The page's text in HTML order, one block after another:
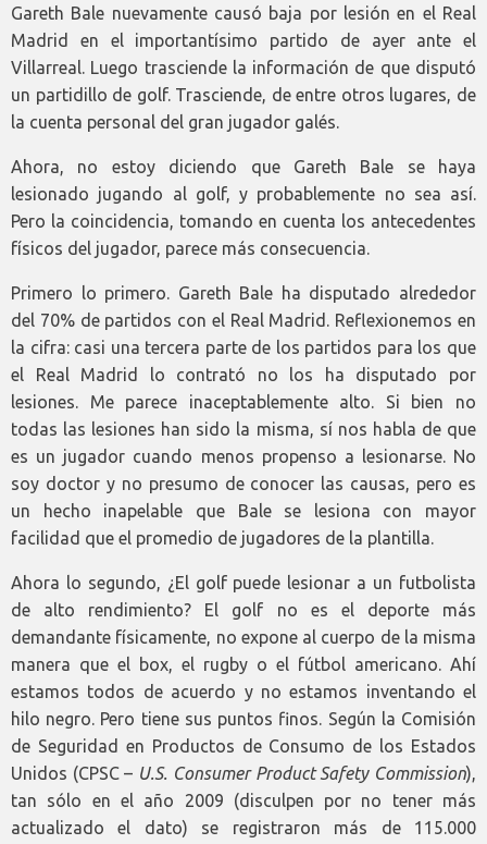
Gareth Bale nuevamente causó baja por lesión en el Real
Madrid en el importantísimo partido de ayer ante el
Villarreal. Luego trasciende la información de que disputó
un partidillo de golf. Trasciende, de entre otros lugares, de
la cuenta personal del gran jugador galés.
Ahora, no estoy diciendo que Gareth Bale se haya
lesionado jugando al golf, y probablemente no sea así.
Pero la coincidencia, tomando en cuenta los antecedentes
físicos del jugador, parece más consecuencia.
Primero lo primero. Gareth Bale ha disputado alrededor
del 70% de partidos con el Real Madrid. Reflexionemos en
la cifra: casi una tercera parte de los partidos para los que
el Real Madrid lo contrató no los ha disputado por
lesiones. Me parece inaceptablemente alto. Si bien no
todas las lesiones han sido la misma, sí nos habla de que
es un jugador cuando menos propenso a lesionarse. No
soy doctor y no presumo de conocer las causas, pero es
un hecho inapelable que Bale se lesiona con mayor
facilidad que el promedio de jugadores de la plantilla.
Ahora lo segundo, ¿El golf puede lesionar a un futbolista
de alto rendimiento? El golf no es el deporte más
demandante físicamente, no expone al cuerpo de la misma
manera que el box, el rugby o el fútbol americano. Ahí
estamos todos de acuerdo y no estamos inventando el
hilo negro. Pero tiene sus puntos finos. Según la Comisión
de Seguridad en Productos de Consumo de los Estados
Unidos (CPSC – U.S. Consumer Product Safety Commission),
tan sólo en el año 2009 (disculpen por no tener más
actualizado el dato) se registraron más de 115.000